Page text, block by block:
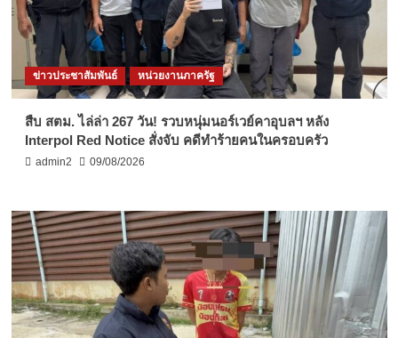
ข่าวประชาสัมพันธ์ หน่วยงานภาครัฐ
สืบ สตม. ไล่ล่า 267 วัน! รวบหนุ่มนอร์เวย์คาอุบลฯ หลัง
Interpol Red Notice สั่งจับ คดีทำร้ายคนในครอบครัว
admin2 09/08/2026